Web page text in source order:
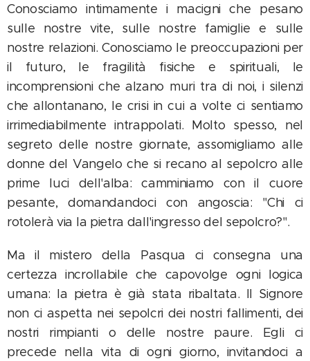
Conosciamo intimamente i macigni che pesano
sulle nostre vite, sulle nostre famiglie e sulle
nostre relazioni. Conosciamo le preoccupazioni per
il futuro, le fragilità fisiche e spirituali, le
incomprensioni che alzano muri tra di noi, i silenzi
che allontanano, le crisi in cui a volte ci sentiamo
irrimediabilmente intrappolati. Molto spesso, nel
segreto delle nostre giornate, assomigliamo alle
donne del Vangelo che si recano al sepolcro alle
prime luci dell'alba: camminiamo con il cuore
pesante, domandandoci con angoscia: "Chi ci
rotolerà via la pietra dall'ingresso del sepolcro?".
Ma il mistero della Pasqua ci consegna una
certezza incrollabile che capovolge ogni logica
umana: la pietra è già stata ribaltata. Il Signore
non ci aspetta nei sepolcri dei nostri fallimenti, dei
nostri rimpianti o delle nostre paure. Egli ci
precede nella vita di ogni giorno, invitandoci a